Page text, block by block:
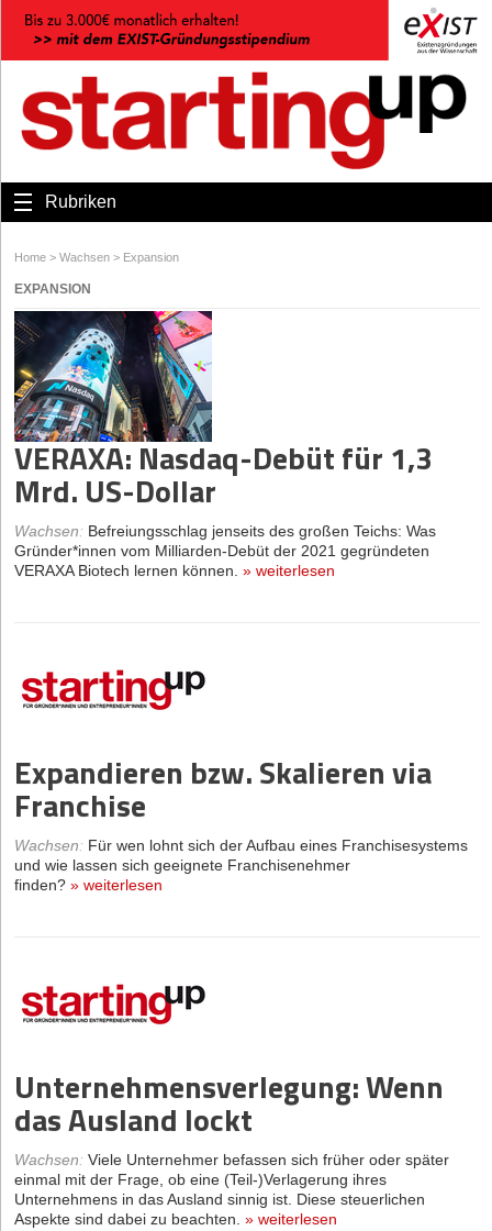
Rubriken
Home > Wachsen > Expansion
EXPANSION
VERAXA: Nasdaq-Debüt für 1,3
Mrd. US-Dollar
Wachsen: Befreiungsschlag jenseits des großen Teichs: Was
Gründer*innen vom Milliarden-Debüt der 2021 gegründeten
VERAXA Biotech lernen können. » weiterlesen
Expandieren bzw. Skalieren via
Franchise
Wachsen: Für wen lohnt sich der Aufbau eines Franchise­systems
und wie lassen sich geeignete Franchisenehmer
finden? » weiterlesen
Unternehmensverlegung: Wenn
das Ausland lockt
Wachsen: Viele Unternehmer befassen sich früher oder später
einmal mit der Frage, ob eine (Teil-)Verlagerung ihres
Unternehmens in das Ausland sinnig ist. Diese steuerlichen
Aspekte sind dabei zu beachten. » weiterlesen